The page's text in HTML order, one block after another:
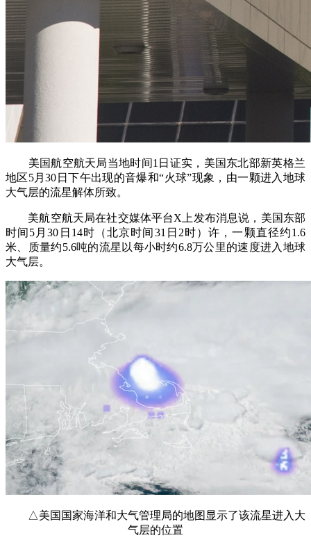
美国航空航天局当地时间1日证实，美国东北部新英格兰
地区5月30日下午出现的音爆和“火球”现象，由一颗进入地球
大气层的流星解体所致。
美航空航天局在社交媒体平台X上发布消息说，美国东部
时间5月30日14时（北京时间31日2时）许，一颗直径约1.6
米、质量约5.6吨的流星以每小时约6.8万公里的速度进入地球
大气层。
△美国国家海洋和大气管理局的地图显示了该流星进入大
气层的位置